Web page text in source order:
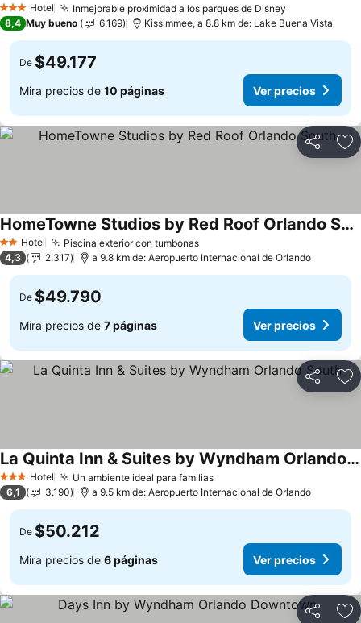
3 Estrellas
Hotel Inmejorable proximidad a los parques de Disney
8,4 Muy bueno 6.169 Kissimmee, a 8.8 km de: Lake Buena Vista
De $49.177
Mira precios de 10 páginas Ver precios
Compartir
2 Estrellas
Hotel Piscina exterior con tumbonas
HomeTowne Studios by Red Roof Orlando South
4,3 2.317 a 9.8 km de: Aeropuerto Internacional de Orlando
De $49.790
Mira precios de 7 páginas Ver precios
Compartir
3 Estrellas
Hotel Un ambiente ideal para familias
La Quinta Inn & Suites by Wyndham Orlando South
6,1 3.190 a 9.5 km de: Aeropuerto Internacional de Orlando
De $50.212
Mira precios de 6 páginas Ver precios
Compartir